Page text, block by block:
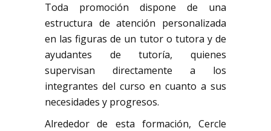
Toda promoción dispone de una
estructura de atención personalizada
en las figuras de un tutor o tutora y de
ayudantes de tutoría, quienes
supervisan directamente a los
integrantes del curso en cuanto a sus
necesidades y progresos.
Alrededor de esta formación, Cercle